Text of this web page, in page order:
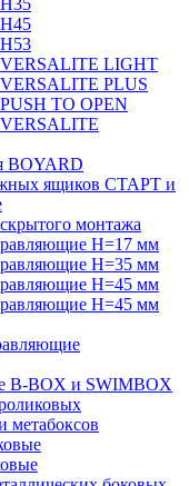
LIGHT
PLUS
TO OPEN
BOYARD
ящиков СТАРТ и
монтажа
H=17 мм
H=35 мм
H=45 мм
H=45 мм
B-BOX и SWIMBOX
метабоксов